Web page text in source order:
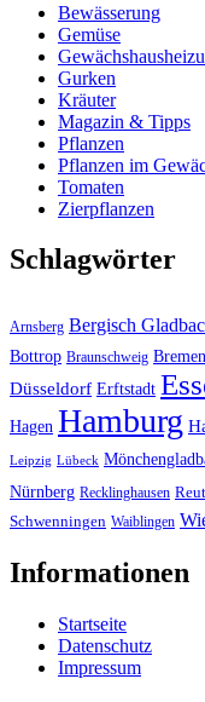
Bewässerung
Gemüse
Gurken
Kräuter
Magazin & Tipps
Pflanzen
Pflanzen im
Tomaten
Zierpflanzen
Schlagwörter
Arnsberg Bergisch
Bottrop Braunschweig Bremen
Düsseldorf Erftstadt
Hagen Hamburg
Leipzig Lübeck
Nürnberg Recklinghausen
Schwenningen Waiblingen
Informationen
Startseite
Datenschutz
Impressum